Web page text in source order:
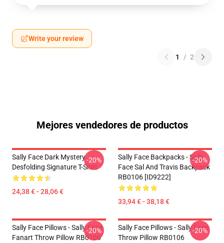
Write your review
1 / 2
Mejores vendedores de productos
Sally Face Dark Mystery
Desfolding Signature T-Shirt
24,38 € - 28,06 €
-20%
Sally Face Backpacks - Sally
Face Sal And Travis Backpack
RB0106 [ID9222]
33,94 € - 38,18 €
-20%
Sally Face Pillows - Sally Face
Fanart Throw Pillow RB0106
-20%
Sally Face Pillows - Sally Face
Throw Pillow RB0106
-20%